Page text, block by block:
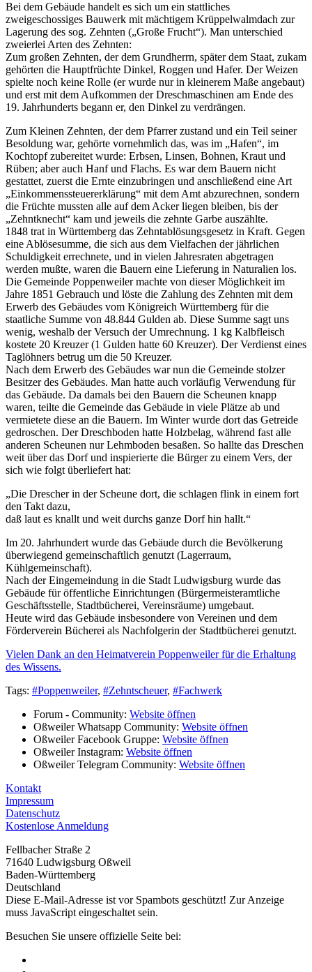
Bei dem Gebäude handelt es sich um ein stattliches
zweigeschossiges Bauwerk mit mächtigem Krüppelwalmdach zur
Lagerung des sog. Zehnten („Große Frucht“). Man unterschied
zweierlei Arten des Zehnten:
Zum großen Zehnten, der dem Grundherrn, später dem Staat, zukam
gehörten die Hauptfrüchte Dinkel, Roggen und Hafer. Der Weizen
spielte noch keine Rolle (er wurde nur in kleinerem Maße angebaut)
und erst mit dem Aufkommen der Dreschmaschinen am Ende des
19. Jahrhunderts begann er, den Dinkel zu verdrängen.
Zum Kleinen Zehnten, der dem Pfarrer zustand und ein Teil seiner
Besoldung war, gehörte vornehmlich das, was im „Hafen“, im
Kochtopf zubereitet wurde: Erbsen, Linsen, Bohnen, Kraut und
Rüben; aber auch Hanf und Flachs. Es war dem Bauern nicht
gestattet, zuerst die Ernte einzubringen und anschließend eine Art
„Einkommenssteuererklärung“ mit dem Amt abzurechnen, sondern
die Früchte mussten alle auf dem Acker liegen bleiben, bis der
„Zehntknecht“ kam und jeweils die zehnte Garbe auszählte.
1848 trat in Württemberg das Zehntablösungsgesetz in Kraft. Gegen
eine Ablösesumme, die sich aus dem Vielfachen der jährlichen
Schuldigkeit errechnete, und in vielen Jahresraten abgetragen
werden mußte, waren die Bauern eine Lieferung in Naturalien los.
Die Gemeinde Poppenweiler machte von dieser Möglichkeit im
Jahre 1851 Gebrauch und löste die Zahlung des Zehnten mit dem
Erwerb des Gebäudes vom Königreich Württemberg für die
staatliche Summe von 48.844 Gulden ab. Diese Summe sagt uns
wenig, weshalb der Versuch der Umrechnung. 1 kg Kalbfleisch
kostete 20 Kreuzer (1 Gulden hatte 60 Kreuzer). Der Verdienst eines
Taglöhners betrug um die 50 Kreuzer.
Nach dem Erwerb des Gebäudes war nun die Gemeinde stolzer
Besitzer des Gebäudes. Man hatte auch vorläufig Verwendung für
das Gebäude. Da damals bei den Bauern die Scheunen knapp
waren, teilte die Gemeinde das Gebäude in viele Plätze ab und
vermietete diese an die Bauern. Im Winter wurde dort das Getreide
gedroschen. Der Dreschboden hatte Holzbelag, während fast alle
anderen Scheunen nur Lehmboden besaßen. So hallte das Dreschen
weit über das Dorf und inspierierte die Bürger zu einem Vers, der
sich wie folgt überliefert hat:
„Die Drescher in der Scheune dort, die schlagen flink in einem fort
den Takt dazu,
daß laut es knallt und weit durchs ganze Dorf hin hallt.“
Im 20. Jahrhundert wurde das Gebäude durch die Bevölkerung
überwiegend gemeinschaftlich genutzt (Lagerraum,
Kühlgemeinschaft).
Nach der Eingemeindung in die Stadt Ludwigsburg wurde das
Gebäude für öffentliche Einrichtungen (Bürgermeisteramtliche
Geschäftsstelle, Stadtbücherei, Vereinsräume) umgebaut.
Heute wird das Gebäude insbesondere von Vereinen und dem
Förderverein Bücherei als Nachfolgerin der Stadtbücherei genutzt.
Vielen Dank an den Heimatverein Poppenweiler für die Erhaltung
des Wissens.
Tags: #Poppenweiler, #Zehntscheuer, #Fachwerk
Forum - Community: Website öffnen
Oßweiler Whatsapp Community: Website öffnen
Oßweiler Facebook Gruppe: Website öffnen
Oßweiler Instagram: Website öffnen
Oßweiler Telegram Community: Website öffnen
Kontakt
Impressum
Datenschutz
Kostenlose Anmeldung
Fellbacher Straße 2
71640 Ludwigsburg Oßweil
Baden-Württemberg
Deutschland
Diese E-Mail-Adresse ist vor Spambots geschützt! Zur Anzeige
muss JavaScript eingeschaltet sein.
Besuchen Sie unsere offizielle Seite bei: